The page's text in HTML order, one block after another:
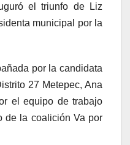
el triunfo de Liz
municipal por la
por la candidata
27 Metepec, Ana
el equipo de trabajo
de la coalición Va por